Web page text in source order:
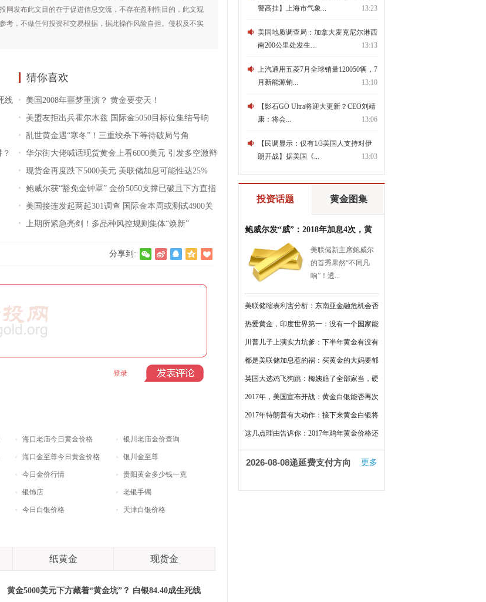
网发布此文目的在于促进信息交流，不存在盈利性目的，此文观
考，不做任何投资和交易根据，据此操作风险自担。侵权及不实
线
猜你喜欢
美国2008年噩梦重演？ 黄金要变天！
美盟友拒出兵霍尔木兹 国际金5050目标位集结号响
乱世黄金遇“寒冬”！三重绞杀下等待破局号角
华尔街大佬喊话现货黄金上看6000美元 引发多空激辩
加剧现货金再度跌下5000美元 美联储加息可能性达25%
鲍威尔获“豁免金钟罩” 金价5050支撑已破且下方直指
4840美国接连发起两起301调查 国际金本周或测试4900关
口上期所紧急亮剑！多品种风控规则集体“焕新”
分享到:
登录
海口老庙今日黄金价格 银川老庙金价查询
海口金至尊今日黄金价格 银川金至尊
今日金价行情 贵阳黄金多少钱一克
银饰店 老银手镯
今日白银价格 天津白银价格
纸黄金 现货金
黄金5000美元下方藏着“黄金坑”？ 白银84.40成生死线
13:23
警高挂】上海市气象...
13:13
美国地质调查局：加拿大麦克尼尔港西
南200公里处发生...
13:10
上汽通用五菱7月全球销量120050辆，7
月新能源销...
13:06
【影石GO Ultra将迎大更新？CEO刘靖
康：将会...
13:03
【民调显示：仅有1/3美国人支持对伊
朗开战】据美国《...
投资话题 黄金图集
鲍威尔发“威”：2018年加息4次，黄
金会继续跌？
美联储新主席鲍威尔
的首秀果然“不同凡
响”！透...
美联储缩表利害分析：东南亚金融危机会否
重演？
热爱黄金，印度世界第一：没有一个国家能
超过它
川普儿子上演实力坑爹：下半年黄金有没有
戏，要看耶伦了
都是美联储加息惹的祸：买黄金的大妈要郁
闷了
英国大选鸡飞狗跳：梅姨赔了全部家当，硬
脱欧泡汤了
2017年，美国宣布开战：黄金白银能否再次
大涨？
2017年特朗普有大动作：接下来黄金白银将
这样走
这几点理由告诉你：2017年鸡年黄金价格还
会上涨
更多
2026-08-08递延费支付方向